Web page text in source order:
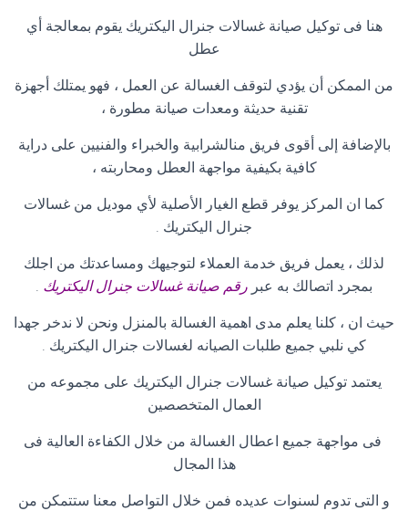
هنا فى توكيل صيانة غسالات جنرال اليكتريك يقوم بمعالجة أي
عطل
من الممكن أن يؤدي لتوقف الغسالة عن العمل ، فهو يمتلك أجهزة
تقنية حديثة ومعدات صيانة مطورة ،
بالإضافة إلى أقوى فريق منالشرابية والخبراء والفنيين على دراية
كافية بكيفية مواجهة العطل ومحاربته ،
كما ان المركز يوفر قطع الغيار الأصلية لأي موديل من غسالات
جنرال اليكتريك .
لذلك ، يعمل فريق خدمة العملاء لتوجيهك ومساعدتك من اجلك
بمجرد اتصالك به عبر رقم صيانة غسالات جنرال اليكتريك .
حيث ان ، كلنا يعلم مدى اهمية الغسالة بالمنزل ونحن لا ندخر جهدا
كي نلبي جميع طلبات الصيانه لغسالات جنرال اليكتريك .
يعتمد توكيل صيانة غسالات جنرال اليكتريك على مجموعه من
العمال المتخصصين
فى مواجهة جميع اعطال الغسالة من خلال الكفاءة العالية فى
هذا المجال
و التى تدوم لسنوات عديده فمن خلال التواصل معنا ستتمكن من